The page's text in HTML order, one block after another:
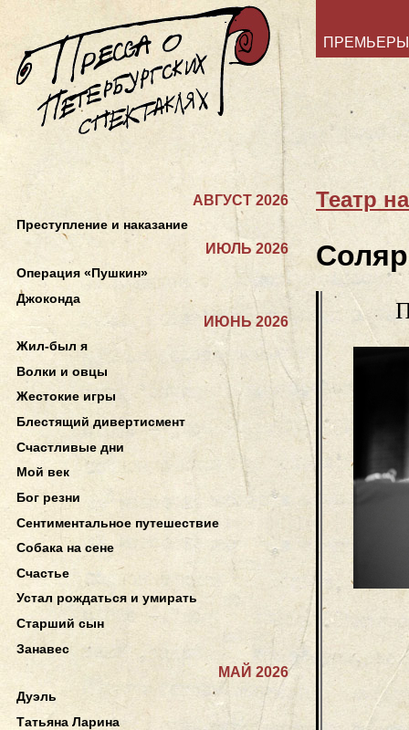
ПРЕМЬЕРЫ
Театр
АВГУСТ 2026
Преступление и наказание
ИЮЛЬ 2026
Операция «Пушкин»
Джоконда
ИЮНЬ 2026
Жил-был я
Волки и овцы
Жестокие игры
Блестящий дивертисмент
Счастливые дни
Мой век
Бог резни
Сентиментальное путешествие
Собака на сене
Счастье
Устал рождаться и умирать
Старший сын
Занавес
МАЙ 2026
Дуэль
Татьяна Ларина